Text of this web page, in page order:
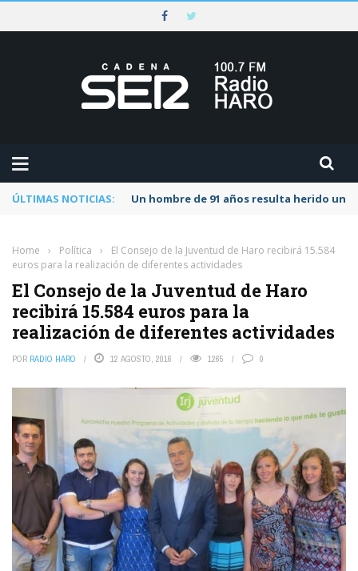
ÚLTIMAS NOTICIAS: Un hombre de 91 años resulta herido
Home › Política ›
El Consejo de la Juventud de Haro recibirá 15.584
euros para la realización de diferentes actividades
El Consejo de la Juventud de Haro
recibirá 15.584 euros para la
realización de diferentes actividades
POR RADIO HARO 12 AGOSTO, 2016 1265 0